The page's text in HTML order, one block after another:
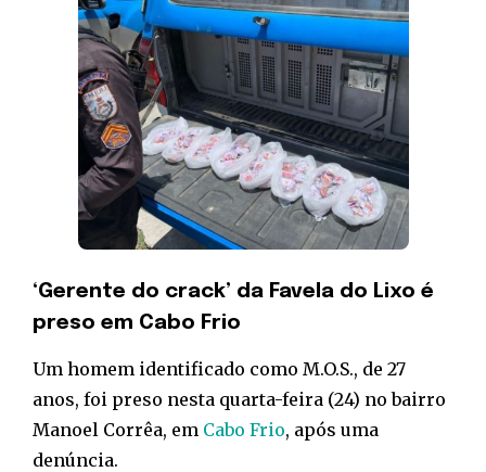
‘Gerente do crack’ da Favela do Lixo é
preso em Cabo Frio
Um homem identificado como M.O.S., de 27
anos, foi preso nesta quarta-feira (24) no bairro
Manoel Corrêa, em Cabo Frio, após uma
denúncia.